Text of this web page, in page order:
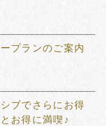
プランのご案内
ブでさらにお得
お得に満喫♪